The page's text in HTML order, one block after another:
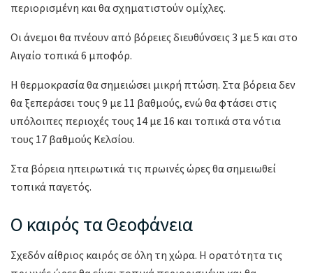
περιορισμένη και θα σχηματιστούν ομίχλες.
Οι άνεμοι θα πνέουν από βόρειες διευθύνσεις 3 με 5 και στο
Αιγαίο τοπικά 6 μποφόρ.
Η θερμοκρασία θα σημειώσει μικρή πτώση. Στα βόρεια δεν
θα ξεπεράσει τους 9 με 11 βαθμούς, ενώ θα φτάσει στις
υπόλοιπες περιοχές τους 14 με 16 και τοπικά στα νότια
τους 17 βαθμούς Κελσίου.
Στα βόρεια ηπειρωτικά τις πρωινές ώρες θα σημειωθεί
τοπικά παγετός.
Ο καιρός τα Θεοφάνεια
Σχεδόν αίθριος καιρός σε όλη τη χώρα. Η ορατότητα τις